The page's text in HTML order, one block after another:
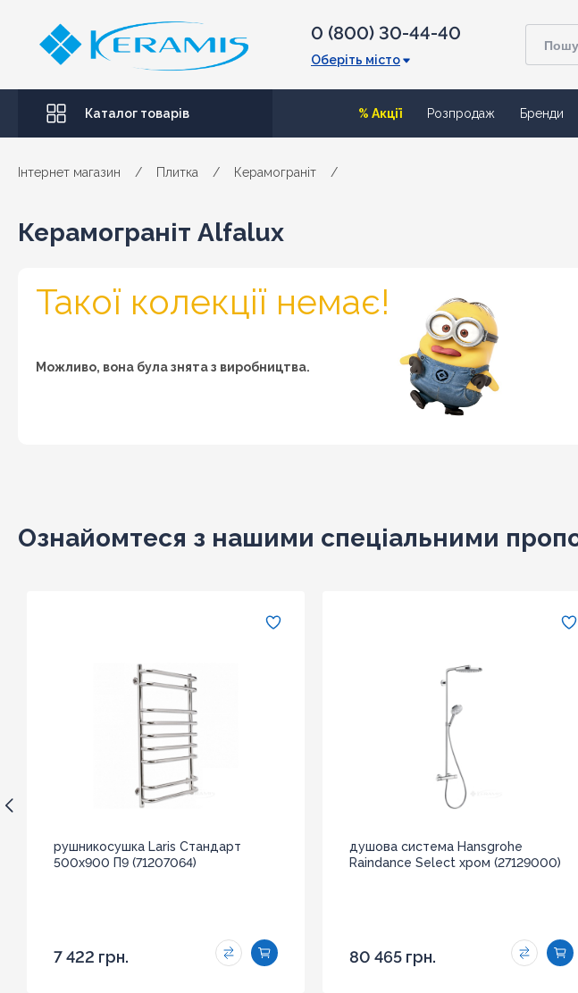
0 (800) 30-44-40
Оберіть місто
Каталог товарів % Акції Розпродаж Бренди
Інтернет магазин / Плитка / Керамограніт /
Керамограніт Alfalux
Такої колекції немає!
Можливо, вона була знята з виробництва.
Ознайомтеся з нашими спеціальними
рушникосушка Laris Стандарт
500x900 П9 (71207064)
7 422 грн.
душова система Hansgrohe
Raindance Select хром (27129000)
80 465 грн.